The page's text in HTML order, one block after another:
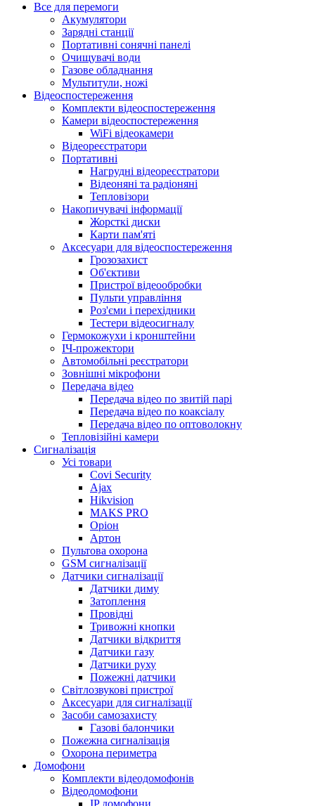
Все для перемоги
Акумулятори
Зарядні станції
Портативні сонячні панелі
Очищувачі води
Газове обладнання
Мультитули, ножі
Відеоспостереження
Комплекти відеоспостереження
Камери відеоспостереження
WiFi відеокамери
Відеореєстратори
Портативні
Нагрудні відеореєстратори
Відеоняні та радіоняні
Тепловізори
Накопичувачі інформації
Жорсткі диски
Карти пам'яті
Аксесуари для відеоспостереження
Грозозахист
Об'єктиви
Пристрої відеообробки
Пульти управління
Роз'єми і перехідники
Тестери відеосигналу
Гермокожухи і кронштейни
ІЧ-прожектори
Автомобільні реєстратори
Зовнішні мікрофони
Передача відео
Передача відео по звитій парі
Передача відео по коаксіалу
Передача відео по оптоволокну
Тепловізійні камери
Cигналізація
Усі товари
Covi Security
Ajax
Hikvision
MAKS PRO
Оріон
Артон
Пультова охорона
GSM сигналізації
Датчики сигналізації
Датчики диму
Затоплення
Провідні
Тривожні кнопки
Датчики відкриття
Датчики газу
Датчики руху
Пожежні датчики
Світлозвукові пристрої
Аксесуари для сигналізації
Засоби самозахисту
Газові балончики
Пожежна сигналізація
Охорона периметра
Домофони
Комплекти відеодомофонів
Відеодомофони
IP домофони